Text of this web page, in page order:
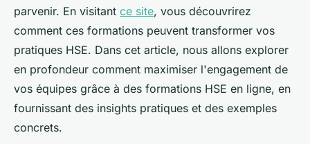
parvenir. En visitant ce site, vous découvrirez
comment ces formations peuvent transformer vos
pratiques HSE. Dans cet article, nous allons explorer
en profondeur comment maximiser l'engagement de
vos équipes grâce à des formations HSE en ligne, en
fournissant des insights pratiques et des exemples
concrets.